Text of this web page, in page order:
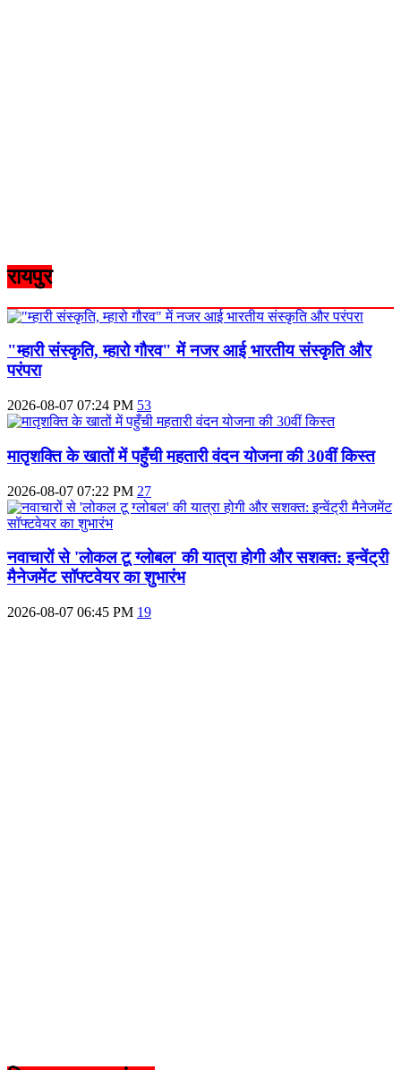
रायपुर
"म्हारी संस्कृति, म्हारो गौरव" में नजर आई भारतीय संस्कृति और
परंपरा
2026-08-07 07:24 PM 53
मातृशक्ति के खातों में पहुँची महतारी वंदन योजना की 30वीं किस्त
2026-08-07 07:22 PM 27
नवाचारों से 'लोकल टू ग्लोबल' की यात्रा होगी और सशक्त: इन्वेंट्री
मैनेजमेंट सॉफ्टवेयर का शुभारंभ
2026-08-07 06:45 PM 19